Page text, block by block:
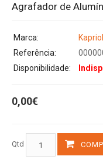
Agrafador de
Marca:
Kapriol
Referência:
Disponibilidade:
0,00€
Qtd